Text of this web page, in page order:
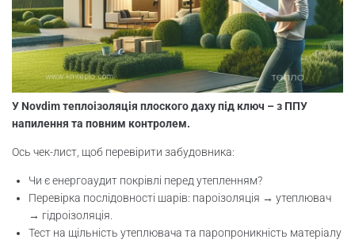
У Novdim теплоізоляція плоского даху під ключ – з ППУ
напилення та повним контролем.
Ось чек-лист, щоб перевірити забудовника:
Чи є енергоаудит покрівлі перед утепленням?
Перевірка послідовності шарів: пароізоляція → утеплювач
→ гідроізоляція.
Тест на щільність утеплювача та паропроникність матеріалу